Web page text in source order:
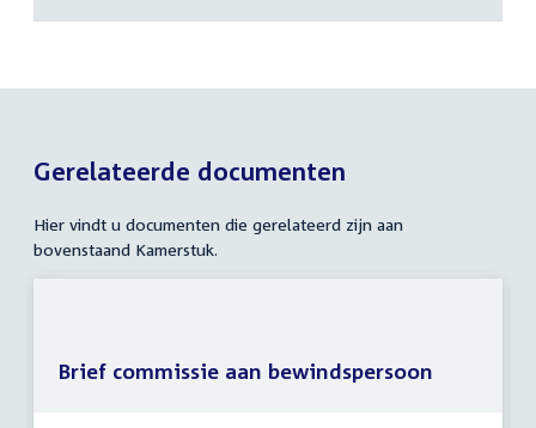
Gerelateerde documenten
Hier vindt u documenten die gerelateerd zijn aan
bovenstaand Kamerstuk.
Brief commissie aan bewindspersoon